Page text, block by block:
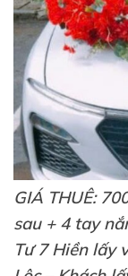
GIÁ THUÊ:
sau + 4 tay
Tư 7 Hiền lấy